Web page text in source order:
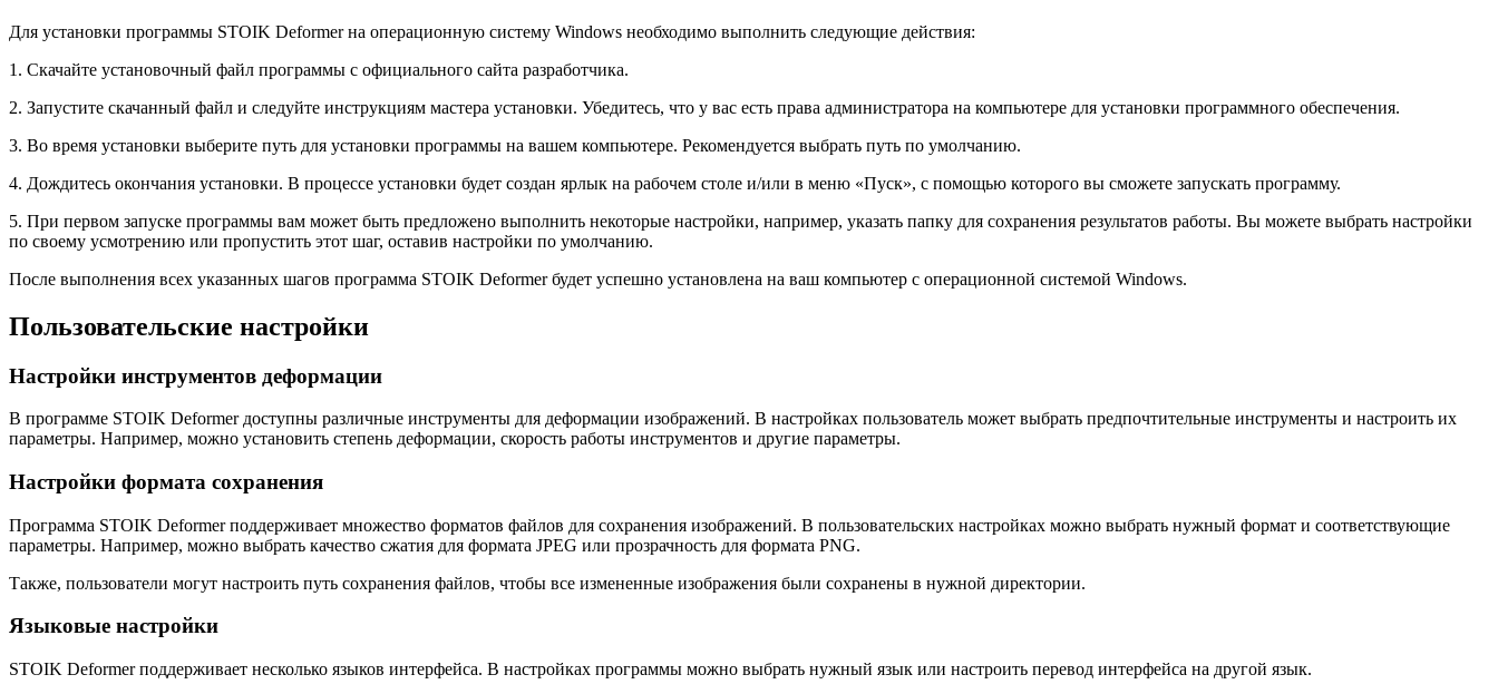
Для установки программы STOIK Deformer на операционную систему Windows необходимо выполнить следующие действия:
1. Скачайте установочный файл программы с официального сайта разработчика.
2. Запустите скачанный файл и следуйте инструкциям мастера установки. Убедитесь, что у вас есть права администратора на компьютере для установки программного обеспечения.
3. Во время установки выберите путь для установки программы на вашем компьютере. Рекомендуется выбрать путь по умолчанию.
4. Дождитесь окончания установки. В процессе установки будет создан ярлык на рабочем столе и/или в меню «Пуск», с помощью которого вы сможете запускать программу.
5. При первом запуске программы вам может быть предложено выполнить некоторые настройки, например, указать папку для сохранения результатов работы. Вы можете выбрать настройки
по своему усмотрению или пропустить этот шаг, оставив настройки по умолчанию.
После выполнения всех указанных шагов программа STOIK Deformer будет успешно установлена на ваш компьютер с операционной системой Windows.
Пользовательские настройки
Настройки инструментов деформации
В программе STOIK Deformer доступны различные инструменты для деформации изображений. В настройках пользователь может выбрать предпочтительные инструменты и настроить их
параметры. Например, можно установить степень деформации, скорость работы инструментов и другие параметры.
Настройки формата сохранения
Программа STOIK Deformer поддерживает множество форматов файлов для сохранения изображений. В пользовательских настройках можно выбрать нужный формат и соответствующие
параметры. Например, можно выбрать качество сжатия для формата JPEG или прозрачность для формата PNG.
Также, пользователи могут настроить путь сохранения файлов, чтобы все измененные изображения были сохранены в нужной директории.
Языковые настройки
STOIK Deformer поддерживает несколько языков интерфейса. В настройках программы можно выбрать нужный язык или настроить перевод интерфейса на другой язык.